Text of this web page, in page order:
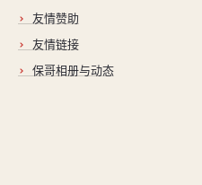
友情赞助
友情链接
保哥相册与动态